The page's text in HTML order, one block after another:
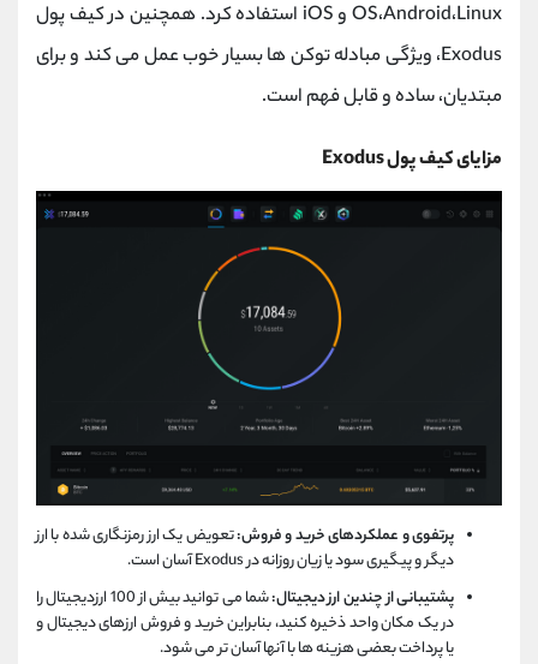
OS،Android،Linux و iOS استفاده کرد. همچنین در کیف پول
Exodus، ویژگی مبادله توکن ها بسیار خوب عمل می کند و برای
مبتدیان، ساده و قابل فهم است.
مزایای کیف پول Exodus
پرتفوی و عملکردهای خرید و فروش:تعویض یک ارز رمزنگاری شده با ارز
دیگر و پیگیری سود یا زیان روزانه در Exodus آسان است.
پشتیبانی از چندین ارز دیجیتال:
شما می توانید بیش از 100 ارزدیجیتال را
در یک مکان واحد ذخیره کنید، بنابراین خرید و فروش ارزهای دیجیتال و
یا پرداخت بعضی هزینه ها با آنها آسان تر می شود.